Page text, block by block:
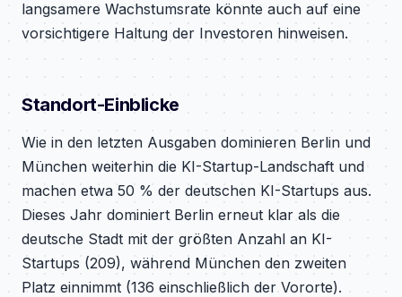
langsamere Wachstumsrate könnte auch auf eine
vorsichtigere Haltung der Investoren hinweisen.
Standort-Einblicke
Wie in den letzten Ausgaben dominieren Berlin und
München weiterhin die KI-Startup-Landschaft und
machen etwa 50 % der deutschen KI-Startups aus.
Dieses Jahr dominiert Berlin erneut klar als die
deutsche Stadt mit der größten Anzahl an KI-
Startups (209), während München den zweiten
Platz einnimmt (136 einschließlich der Vororte).